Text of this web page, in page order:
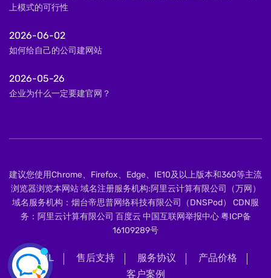
上模式的可行性
2026-06-02
如何给自己的公司建网站
2026-05-26
企业为什么一定要建官网？
建议您使用Chrome、Firefox、Edge、IE10及以上版本和360等主流
浏览器浏览本网站 域名注册服务机构:阿里云计算有限公司（万网）
域名服务机构：烟台帝思普网络科技有限公司（DNSPod） CDN服
务：阿里云计算有限公司 百度云 中国互联网举报中心粤ICP备
16109289号
XML 售后支持 服务协议
产品价格
客户案例